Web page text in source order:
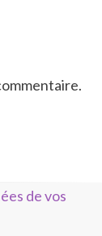
de vos